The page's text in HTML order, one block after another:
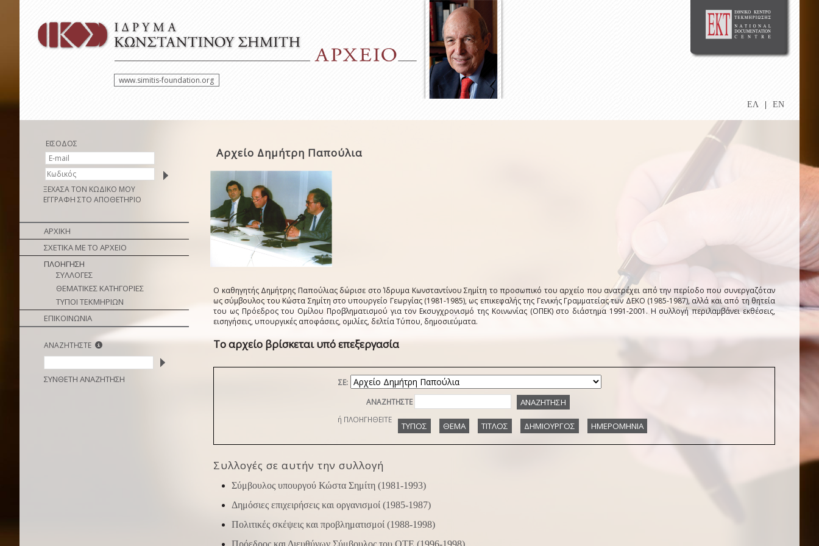
www.simitis-foundation.org
ΕΛ EN
ΕΙΣΟΔΟΣ
ΞΕΧΑΣΑ ΤΟΝ ΚΩΔΙΚΟ ΜΟΥ
ΕΓΓΡΑΦΗ ΣΤΟ ΑΠΟΘΕΤΗΡΙΟ
ΑΡΧΙΚΗ
ΣΧΕΤΙΚΑ ΜΕ ΤΟ ΑΡΧΕΙΟ
ΠΛΟΗΓΗΣΗ
ΣΥΛΛΟΓΕΣ
ΘΕΜΑΤΙΚΕΣ ΚΑΤΗΓΟΡΙΕΣ
ΤΥΠΟΙ ΤΕΚΜΗΡΙΩΝ
ΕΠΙΚΟΙΝΩΝΙΑ
ΑΝΑΖΗΤΗΣΤΕ
ΣΥΝΘΕΤΗ ΑΝΑΖΗΤΗΣΗ
Αρχείο Δημήτρη Παπούλια
Ο καθηγητής Δημήτρης Παπούλιας δώρισε στο Ίδρυμα Κωνσταντίνου Σημίτη το προσωπικό του αρχείο που ανατρέχει από την περίοδο που συνεργαζόταν
ως σύμβουλος του Κώστα Σημίτη στο υπουργείο Γεωργίας (1981-1985), ως επικεφαλής της Γενικής Γραμματείας των ΔΕΚΟ (1985-1987), αλλά και από τη θητεία
του ως Πρόεδρος του Ομίλου Προβληματισμού για τον Εκσυγχρονισμό της Κοινωνίας (ΟΠΕΚ) στο διάστημα 1991-2001. Η συλλογή περιλαμβάνει εκθέσεις,
εισηγήσεις, υπουργικές αποφάσεις, ομιλίες, δελτία Τύπου, δημοσιεύματα.
Το αρχείο βρίσκεται υπό επεξεργασία
ΣΕ:
ΑΝΑΖΗΤΗΣΤΕ
ή ΠΛΟΗΓΗΘΕΙΤΕ
Συλλογές σε αυτήν την συλλογή
Σύμβουλος υπουργού Κώστα Σημίτη (1981-1993)
Δημόσιες επιχειρήσεις και οργανισμοί (1985-1987)
Πολιτικές σκέψεις και προβληματισμοί (1988-1998)
Πρόεδρος και Διευθύνων Σύμβουλος του ΟΤΕ (1996-1998)